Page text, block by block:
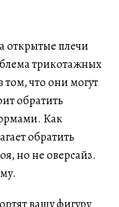
открытые плечи
трикотажных
что они могут
обратить
Как
обратить
но не оверсайз.